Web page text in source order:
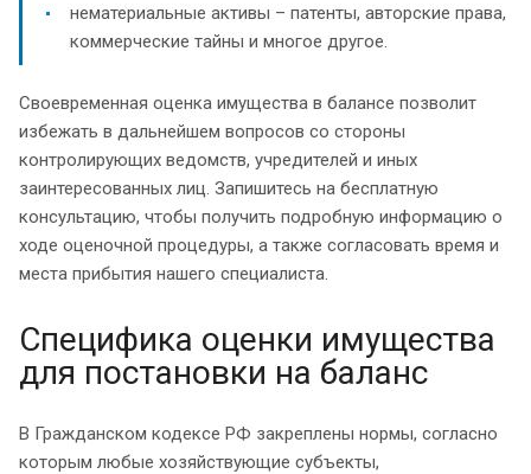
нематериальные активы – патенты, авторские права,
коммерческие тайны и многое другое.
Своевременная оценка имущества в балансе позволит
избежать в дальнейшем вопросов со стороны
контролирующих ведомств, учредителей и иных
заинтересованных лиц. Запишитесь на бесплатную
консультацию, чтобы получить подробную информацию о
ходе оценочной процедуры, а также согласовать время и
места прибытия нашего специалиста.
Специфика оценки имущества
для постановки на баланс
В Гражданском кодексе РФ закреплены нормы, согласно
которым любые хозяйствующие субъекты,